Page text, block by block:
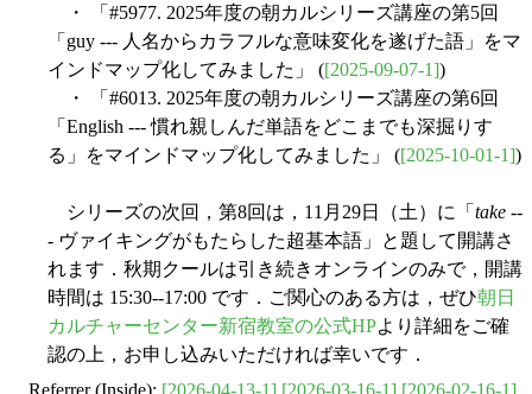
・ 「#5977. 2025年度の朝カルシリーズ講座の第5回
「guy --- 人名からカラフルな意味変化を遂げた語」をマ
インドマップ化してみました」 ([2025-09-07-1])
・ 「#6013. 2025年度の朝カルシリーズ講座の第6回
「English --- 慣れ親しんだ単語をどこまでも深掘りす
る」をマインドマップ化してみました」 ([2025-10-01-1])
シリーズの次回，第8回は，11月29日（土）に「 take --
- ヴァイキングがもたらした超基本語」と題して開講さ
れます．秋期クールは引き続きオンラインのみで，開講
時間は 15:30--17:00 です．ご関心のある方は，ぜひ朝日
カルチャーセンター新宿教室の公式HPより詳細をご確
認の上，お申し込みいただければ幸いです．
Referrer (Inside): [2026-04-13-1] [2026-03-16-1] [2026-02-16-1]